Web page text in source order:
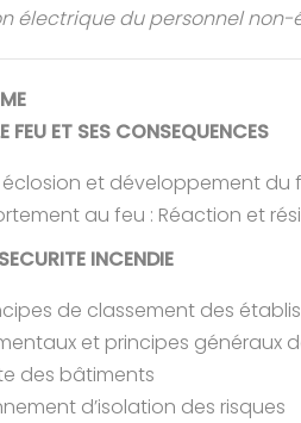
électrique du personnel non-
FEU ET SES CONSEQUENCES
éclosion et développement du
au feu : Réaction et
INCENDIE
de classement des
et principes généraux
des bâtiments
d’isolation des risques